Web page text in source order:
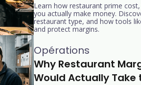
Learn how restaurant prime
you actually make money.
restaurant type, and how tools
and protect margins.
Opérations
Why Restaurant
Would Actually Take